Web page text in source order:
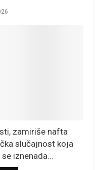
zamiriše nafta
slučajnost koja
iznenada...